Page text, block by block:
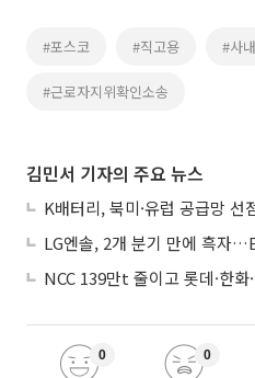
#포스코 #직고용 #사
#근로자지위확인소송
김민서 기자의 주요 뉴스
0 0